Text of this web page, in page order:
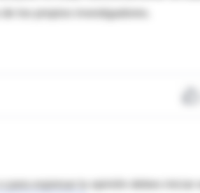
los propios investigadores.
para expresar tu opinión debes iniciar